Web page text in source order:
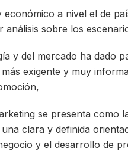
a nivel el de
sobre los
y del mercado ha dado
exigente y muy
se presenta como
clara y definida
y el desarrollo de